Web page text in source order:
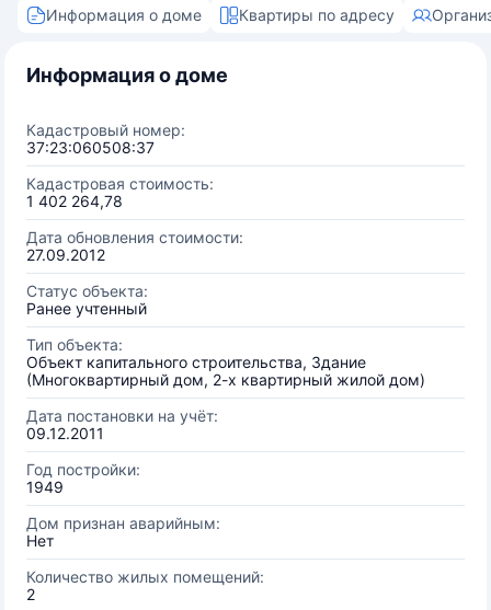
Информация о доме Квартиры по адресу
Информация о доме
Кадастровый номер:
37:23:060508:37
Кадастровая стоимость:
1 402 264,78
Дата обновления стоимости:
27.09.2012
Статус объекта:
Ранее учтенный
Тип объекта:
Объект капитального строительства, Здание
(Многоквартирный дом, 2-х квартирный жилой дом)
Дата постановки на учёт:
09.12.2011
Год постройки:
1949
Дом признан аварийным:
Нет
Количество жилых помещений:
2